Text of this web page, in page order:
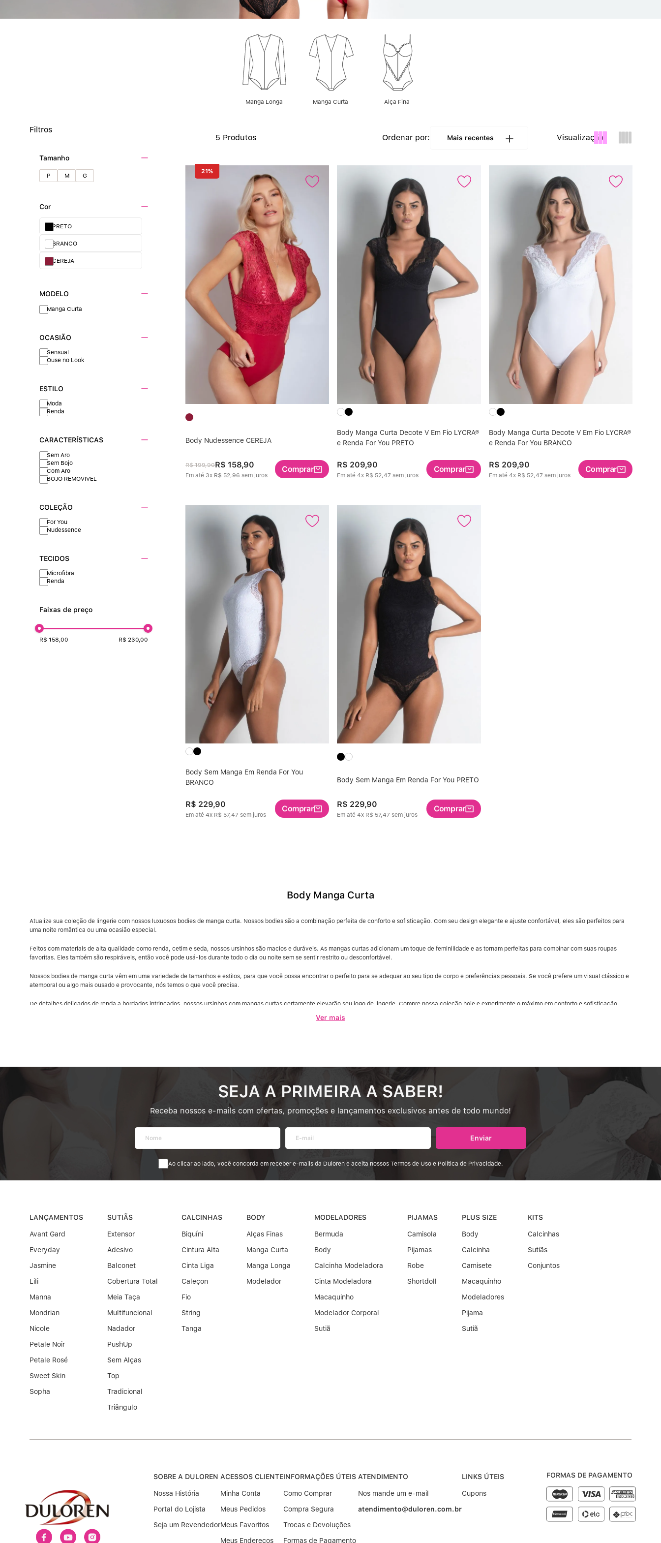
Manga Longa Manga Curta Alça Fina
Filtros
Tamanho
P M G
Cor
PRETO
BRANCO
CEREJA
MODELO
Manga Curta
OCASIÃO
Sensual
Ouse no Look
ESTILO
Moda
Renda
CARACTERÍSTICAS
Sem Aro
Sem Bojo
Com Aro
BOJO REMOVIVEL
COLEÇÃO
For You
Nudessence
TECIDOS
Microfibra
Renda
Faixas de preço
R$ 158,00 R$ 230,00
5 Produtos Mais recentes Visualização:
21%
Body Nudessence CEREJA
R$ 199,90R$ 158,90
Em até 3x R$ 52,96 sem juros
Comprar
Body Manga Curta Decote V Em Fio LYCRA®
e Renda For You PRETO
R$ 209,90
Em até4x R$ 52,47 sem juros
Comprar
Body Manga Curta Decote V Em Fio LYCRA®
e Renda For You BRANCO
R$ 209,90
Em até 4x R$ 52,47 sem juros
Comprar
Body Sem Manga Em Renda For You
BRANCO
R$ 229,90
Em até 4x R$ 57,47 sem juros
Comprar
Body Sem Manga Em Renda For You PRETO
R$ 229,90
Em até4x R$ 57,47 sem juros
Comprar
Body Manga Curta
Atualize sua coleção de lingerie com nossos luxuosos bodies de manga curta. Nossos bodies são a combinação perfeita de conforto e sofisticação. Com seu design elegante e ajuste confortável, eles são perfeitos para
uma noite romântica ou uma ocasião especial.
Feitos com materiais de alta qualidade como renda, cetim e seda, nossos ursinhos são macios e duráveis. As mangas curtas adicionam um toque de feminilidade e as tornam perfeitas para combinar com suas roupas
favoritas. Eles também são respiráveis, então você pode usá-los durante todo o dia ou noite sem se sentir restrito ou desconfortável.
Nossos bodies de manga curta vêm em uma variedade de tamanhos e estilos, para que você possa encontrar o perfeito para se adequar ao seu tipo de corpo e preferências pessoais. Se você prefere um visual clássico e
atemporal ou algo mais ousado e provocante, nós temos o que você precisa.
De detalhes delicados de renda a bordados intrincados, nossos ursinhos com mangas curtas certamente elevarão seu jogo de lingerie. Compre nossa coleção hoje e experimente o máximo em conforto e sofisticação.
Ver mais
SEJA A PRIMEIRA A SABER!
Receba nossos e-mails com ofertas, promoções e lançamentos exclusivos antes de todo mundo!
Enviar
Ao clicar ao lado, você concorda em receber e-mails da Duloren e aceita nossos Termos de Uso e Política de Privacidade.
LANÇAMENTOS
Avant Gard
Everyday
Jasmine
Lili
Manna
Mondrian
Nicole
Petale Noir
Petale Rosé
Sweet Skin
Sopha
SUTIÃS
Extensor
Adesivo
Balconet
Cobertura Total
Meia Taça
Multifuncional
Nadador
PushUp
Sem Alças
Top
Tradicional
Triângulo
CALCINHAS
Biquíni
Cintura Alta
Cinta Liga
Caleçon
Fio
String
Tanga
BODY
Alças Finas
Manga Curta
Manga Longa
Modelador
MODELADORES
Bermuda
Body
Calcinha Modeladora
Cinta Modeladora
Macaquinho
Modelador Corporal
Sutiã
PIJAMAS
Camisola
Pijamas
Robe
Shortdoll
PLUS SIZE
Body
Calcinha
Camisete
Macaquinho
Modeladores
Pijama
Sutiã
KITS
Calcinhas
Sutiãs
Conjuntos
SOBRE A DULOREN
Nossa História
Portal do Lojista
Seja um Revendedor
ACESSOS CLIENTE
Minha Conta
Meus Pedidos
Meus Favoritos
Meus Endereços
INFORMAÇÕES ÚTEIS
Como Comprar
Compra Segura
Trocas e Devoluções
Formas de Pagamento
ATENDIMENTO
Nos mande um e-mail
atendimento@duloren.com.br
LINKS ÚTEIS
Cupons
FORMAS DE PAGAMENTO